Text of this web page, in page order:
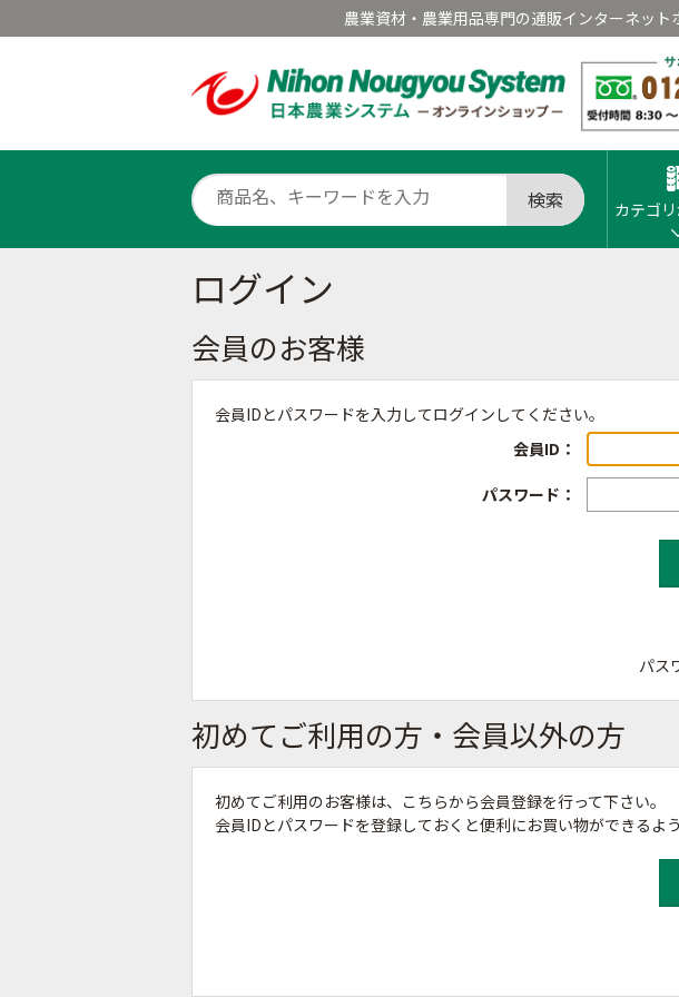
農業資材・農業用品専門の通販インターネット
検索 カテゴ
ログイン
会員のお客様
会員IDとパスワードを入力してログインしてください。
会員ID：
パスワード：
パス
初めてご利用の方・会員以外の方
初めてご利用のお客様は、こちらから会員登録を行って下さい。
会員IDとパスワードを登録しておくと便利にお買い物ができるよう